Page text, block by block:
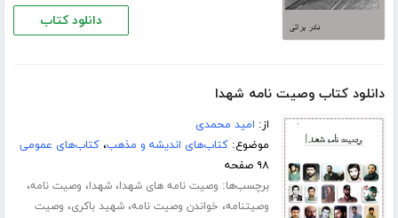
دانلود کتاب
دانلود کتاب وصیت نامه شهدا
از: امید محمدی
موضوع:کتاب‌های اندیشه و مذهب،کتاب‌های عمومی
۹۸ صفحه
برچسب‌ها: وصیت نامه های شهدا،شهدا، وصیت نامه،
وصیتنامه، خواندن وصیت نامه،شهید باکری، وصیت